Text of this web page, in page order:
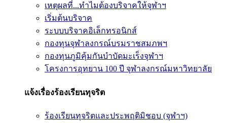
เหตุผลที่...ทำไมต้องบริจาคให้จุฬาฯ
เริ่มต้นบริจาค
ระบบบริจาคอิเล็กทรอนิกส์
กองทุนจุฬาลงกรณ์บรมราชสมภพฯ
กองทุนภูมิคุ้มกันบำบัดมะเร็งจุฬาฯ
โครงการอุทยาน 100 ปี จุฬาลงกรณ์มหาวิทยาลัย
แจ้งเรื่องร้องเรียนทุจริต
ร้องเรียนทุจริตและประพฤติมิชอบ (จุฬาฯ)